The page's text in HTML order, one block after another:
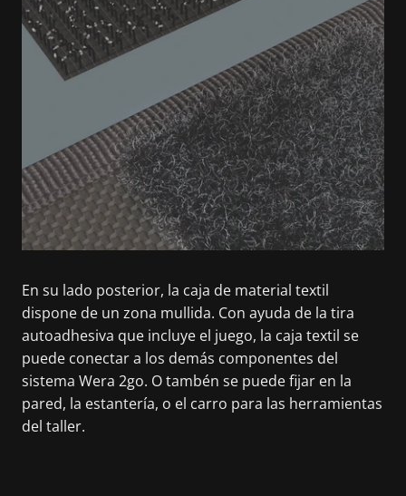
En su lado posterior, la caja de material textil
dispone de un zona mullida. Con ayuda de la tira
autoadhesiva que incluye el juego, la caja textil se
puede conectar a los demás componentes del
sistema Wera 2go. O tambén se puede fijar en la
pared, la estantería, o el carro para las herramientas
del taller.